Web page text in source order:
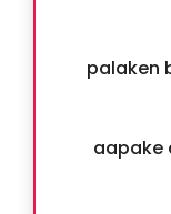
palaken
aapake